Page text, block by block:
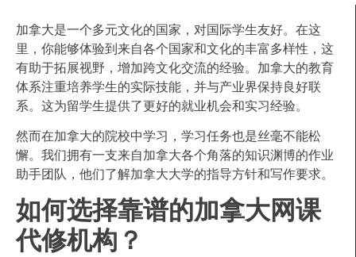
加拿大是一个多元文化的国家，对国际学生友好。在这
里，你能够体验到来自各个国家和文化的丰富多样性，这
有助于拓展视野，增加跨文化交流的经验。加拿大的教育
体系注重培养学生的实际技能，并与产业界保持良好联
系。这为留学生提供了更好的就业机会和实习经验。
然而在加拿大的院校中学习，学习任务也是丝毫不能松
懈。我们拥有一支来自加拿大各个角落的知识渊博的作业
助手团队，他们了解加拿大大学的指导方针和写作要求。
如何选择靠谱的加拿大网课
代修机构？